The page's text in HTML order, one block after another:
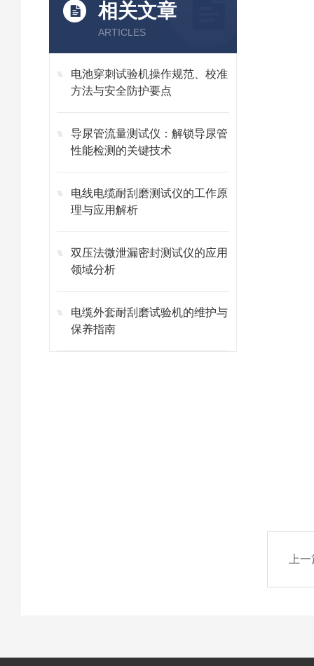
相关文章
ARTICLES
电池穿刺试验机操作规范、校准
方法与安全防护要点
导尿管流量测试仪：解锁导尿管
性能检测的关键技术
电线电缆耐刮磨测试仪的工作原
理与应用解析
双压法微泄漏密封测试仪的应用
领域分析
电缆外套耐刮磨试验机的维护与
保养指南
上